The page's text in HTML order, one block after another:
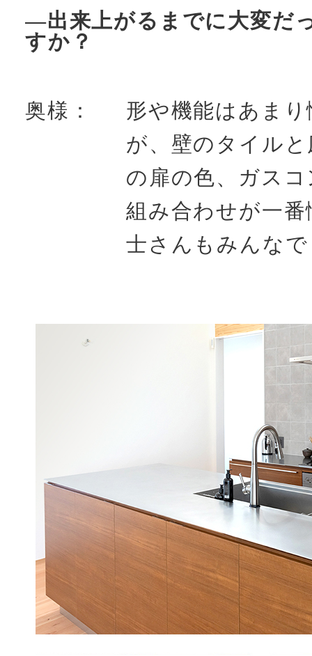
―出来上がるまでに大変だ
すか？
奥様：
形や機能はあま
が、壁のタイル
の扉の色、ガス
組み合わせが一
士さんもみんな